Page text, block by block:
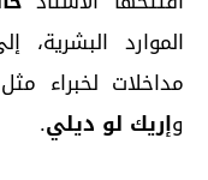
الموارد
مداخلات لخبراء مثل
وإريك لو ديلي.